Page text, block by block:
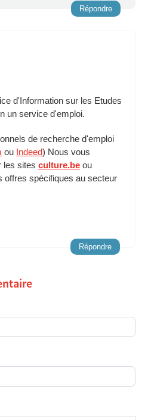
Répondre
d'Information sur les Etudes
un service d'emploi.
de recherche d'emploi
ou Indeed) Nous vous
les sites culture.be ou
offres spécifiques au secteur
Répondre